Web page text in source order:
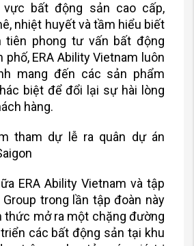
bất động sản cao cấp,
nhiệt huyết và tầm hiểu biết
tiên phong tư vấn bất động
phố, ERA Ability Vietnam luôn
mang đến các sản phẩm
biệt để đổi lại sự hài lòng
hàng.
ERA Ability Vietnam và tập
trong lần tập đoàn này
thức mở ra một chặng đường
các bất động sản tại khu